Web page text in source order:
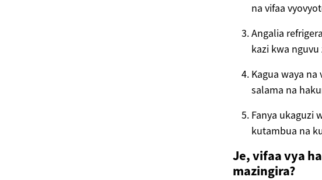
na vifaa
Angalia
kazi kwa nguvu
Kagua waya
salama na
Fanya ukaguzi
kutambua na
Je, vifaa vya
mazingira?